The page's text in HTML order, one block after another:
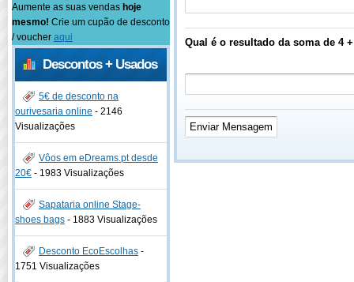
Aumente as suas vendas hoje
mesmo! Crie um cupão de desconto
/ voucher aqui
Descontos + Usados
5€ de desconto na
ourivesaria online - 2146
Visualizações
Vôos em eDreams.pt desde
20€ - 1983 Visualizações
Sapataria online Stage-
shoes bags - 1883 Visualizações
Desconto EcoEscolhas -
1751 Visualizações
Qual é o resultado da soma de 4